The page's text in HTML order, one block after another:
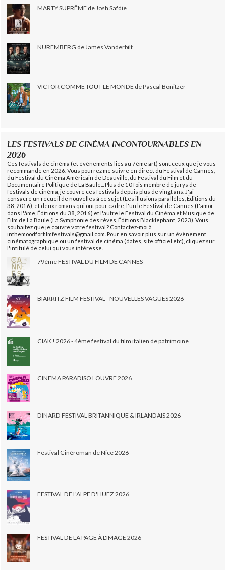
MARTY SUPRÊME de Josh Safdie
NUREMBERG de James Vanderbilt
VICTOR COMME TOUT LE MONDE de Pascal Bonitzer
LES FESTIVALS DE CINÉMA INCONTOURNABLES EN
2026
Ces festivals de cinéma (et évènements liés au 7ème art) sont ceux que je vous
recommande en 2026. Vous pourrez me suivre en direct du Festival de Cannes,
du Festival du Cinéma Américain de Deauville, du Festival du Film et du
Documentaire Politique de La Baule... Plus de 10 fois membre de jurys de
festivals de cinéma, je couvre ces festivals depuis plus de vingt ans. J'ai
consacré un recueil de nouvelles à ce sujet (Les illusions parallèles, Éditions du
38, 2016), et deux romans qui ont pour cadre, l'un le Festival de Cannes (L'amor
dans l'âme, Éditions du 38, 2016) et l'autre le Festival du Cinéma et Musique de
Film de La Baule (La Symphonie des rêves, Éditions Blacklephant, 2023). Vous
souhaitez que je couvre votre festival ? Contactez-moi à
inthemoodforfilmfestivals@gmail.com. Pour en savoir plus sur un évènement
cinématographique ou un festival de cinéma (dates, site officiel etc), cliquez sur
l'intitulé de celui qui vous intéresse.
79ème FESTIVAL DU FILM DE CANNES
BIARRITZ FILM FESTIVAL - NOUVELLES VAGUES 2026
CIAK ! 2026 - 4ème festival du film italien de patrimoine
CINEMA PARADISO LOUVRE 2026
DINARD FESTIVAL BRITANNIQUE & IRLANDAIS 2026
Festival Cinéroman de Nice 2026
FESTIVAL DE L'ALPE D'HUEZ 2026
FESTIVAL DE LA PAGE À L'IMAGE 2026